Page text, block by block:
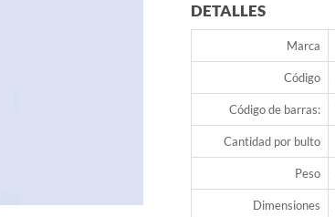
DETALLES
Marca
Código
Código de barras:
Cantidad por bulto
Peso
Dimensiones